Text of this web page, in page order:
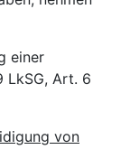
einer
LkSG, Art. 6
von